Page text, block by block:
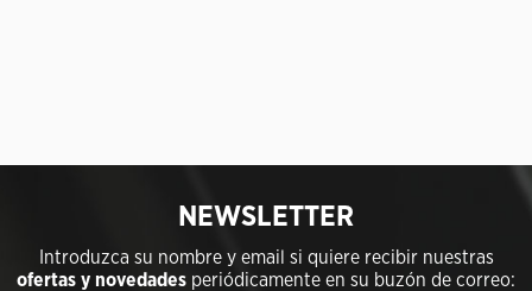
NEWSLETTER
Introduzca su nombre y email si quiere recibir nuestras
ofertas y novedades periódicamente en su buzón de correo: